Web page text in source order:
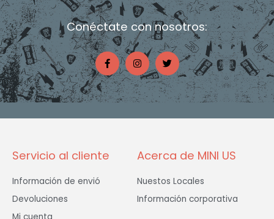
Conéctate con nosotros:
F
a
c
e
b
o
o
I
n
s
t
a
g
r
T
w
i
t
t
e
Servicio al cliente
Información de envió
Devoluciones
Acerca de MINI US
Nuestos Locales
Información corporativa